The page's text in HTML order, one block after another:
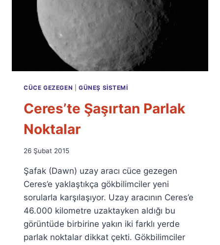
CÜCE GEZEGEN GÜNEŞ SISTEMI
Ceres’te Şaşırtan Parlak
Noktalar
By
Fuat
Özyar
26 Şubat 2015
Şafak (Dawn) uzay aracı cüce gezegen
Ceres’e yaklaştıkça gökbilimciler yeni
sorularla karşılaşıyor. Uzay aracının Ceres’e
46.000 kilometre uzaktayken aldığı bu
görüntüde birbirine yakın iki farklı yerde
parlak noktalar dikkat çekti. Gökbilimciler